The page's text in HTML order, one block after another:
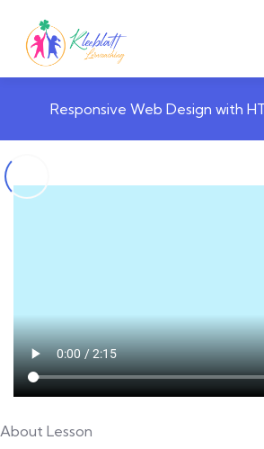
Responsive Web Design with
About Lesson